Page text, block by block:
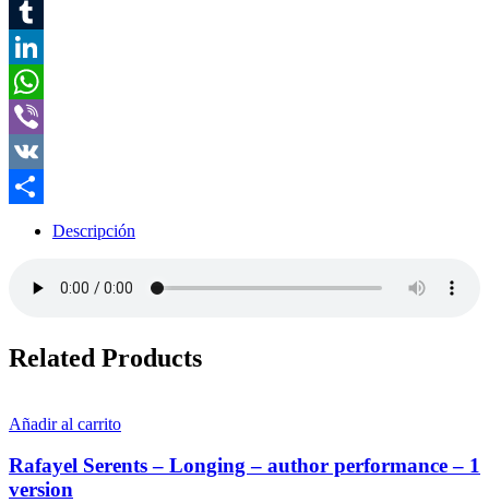
Pinterest
Tumblr
LinkedIn
WhatsApp
Viber
VK
Compartir
Descripción
Related Products
Añadir al carrito
Rafayel Serents – Longing – author performance – 1
version